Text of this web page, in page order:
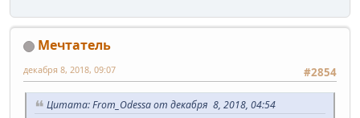
Мечтатель
#2854
декабря 8, 2018, 09:07
Цитата: From_Odessa от декабря 8, 2018, 04:54